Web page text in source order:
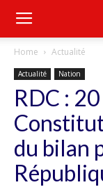
Home Actualité
Actualité Nation
RDC :
du bilan